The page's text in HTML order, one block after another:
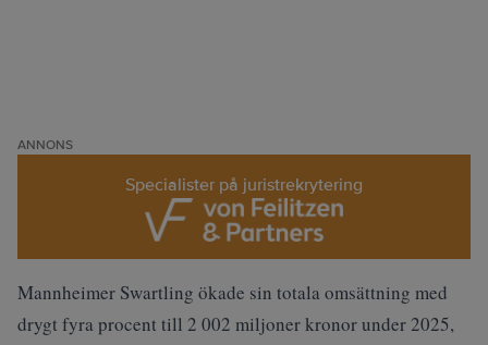
ANNONS
Specialister på juristrekrytering
Mannheimer Swartling ökade sin totala omsättning med
drygt fyra procent till 2 002 miljoner kronor under 2025,